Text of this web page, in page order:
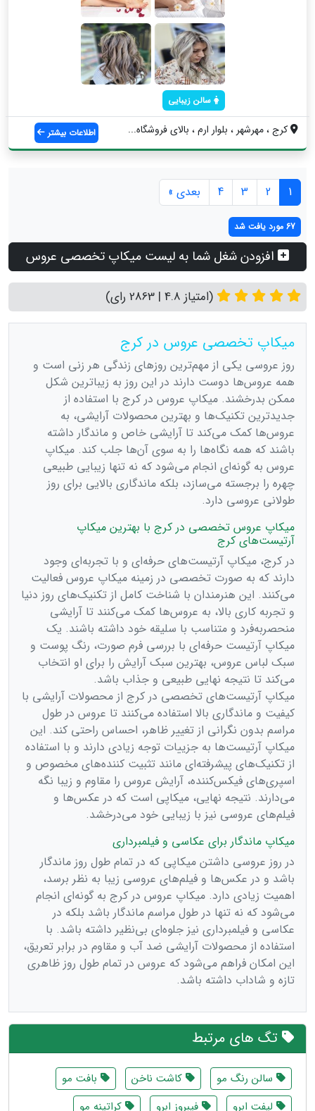
سالن زیبایی
کرج ، مهرشهر ، بلوار ارم ، بالای فروشگاه... اطلاعات بیشتر
1
2
3
4 بعدی »
67 مورد یافت شد
افزودن شغل شما به لیست میکاپ تخصصی عروس
(امتیاز 4.8 | 2863 رای)
میکاپ تخصصی عروس در کرج
روز عروسی یکی از مهم‌ترین روزهای زندگی هر زنی است و
همه عروس‌ها دوست دارند در این روز به زیباترین شکل
ممکن بدرخشند. میکاپ عروس در کرج با استفاده از
جدیدترین تکنیک‌ها و بهترین محصولات آرایشی، به
عروس‌ها کمک می‌کند تا آرایشی خاص و ماندگار داشته
باشند که همه نگاه‌ها را به سوی آن‌ها جلب کند. میکاپ
عروس به گونه‌ای انجام می‌شود که نه تنها زیبایی طبیعی
چهره را برجسته می‌سازد، بلکه ماندگاری بالایی برای روز
طولانی عروسی دارد.
میکاپ عروس تخصصی در کرج با بهترین میکاپ
آرتیست‌های کرج
در کرج، میکاپ آرتیست‌های حرفه‌ای و با تجربه‌ای وجود
دارند که به صورت تخصصی در زمینه میکاپ عروس فعالیت
می‌کنند. این هنرمندان با شناخت کامل از تکنیک‌های روز دنیا
و تجربه کاری بالا، به عروس‌ها کمک می‌کنند تا آرایشی
منحصربه‌فرد و متناسب با سلیقه خود داشته باشند. یک
میکاپ آرتیست حرفه‌ای با بررسی فرم صورت، رنگ پوست و
سبک لباس عروس، بهترین سبک آرایش را برای او انتخاب
می‌کند تا نتیجه نهایی طبیعی و جذاب باشد.
میکاپ آرتیست‌های تخصصی در کرج از محصولات آرایشی با
کیفیت و ماندگاری بالا استفاده می‌کنند تا عروس در طول
مراسم بدون نگرانی از تغییر ظاهر، احساس راحتی کند. این
میکاپ آرتیست‌ها به جزییات توجه زیادی دارند و با استفاده
از تکنیک‌های پیشرفته‌ای مانند تثبیت کننده‌های مخصوص و
اسپری‌های فیکس‌کننده، آرایش عروس را مقاوم و زیبا نگه
می‌دارند. نتیجه نهایی، میکاپی است که در عکس‌ها و
فیلم‌های عروسی نیز با زیبایی خود می‌درخشد.
میکاپ ماندگار برای عکاسی و فیلمبرداری
در روز عروسی داشتن میکاپی که در تمام طول روز ماندگار
باشد و در عکس‌ها و فیلم‌های عروسی زیبا به نظر برسد،
اهمیت زیادی دارد. میکاپ عروس در کرج به گونه‌ای انجام
می‌شود که نه تنها در طول مراسم ماندگار باشد بلکه در
عکاسی و فیلمبرداری نیز جلوه‌ای بی‌نظیر داشته باشد. با
استفاده از محصولات آرایشی ضد آب و مقاوم در برابر تعریق،
این امکان فراهم می‌شود که عروس در تمام طول روز ظاهری
تازه و شاداب داشته باشد.
تگ های مرتبط
سالن رنگ مو کاشت ناخن
بافت مو
لیفت ابرو
فیبروز ابرو کراتینه مو